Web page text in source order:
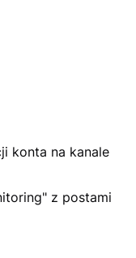
konta na kanale
z postami